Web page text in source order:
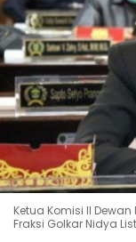
Ketua Komisi II
Fraksi Golkar Nidya